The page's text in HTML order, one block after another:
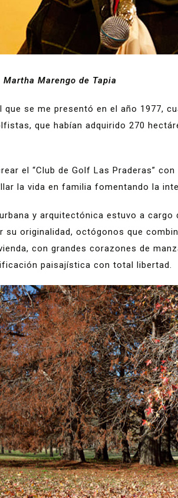
Marengo de Tapia
que se me presentó en el año 1977,
que habían adquirido 270
el “Club de Golf Las Praderas”
la vida en familia fomentando la
y arquitectónica estuvo a cargo
su originalidad, octógonos que
con grandes corazones de
paisajística con total libertad.